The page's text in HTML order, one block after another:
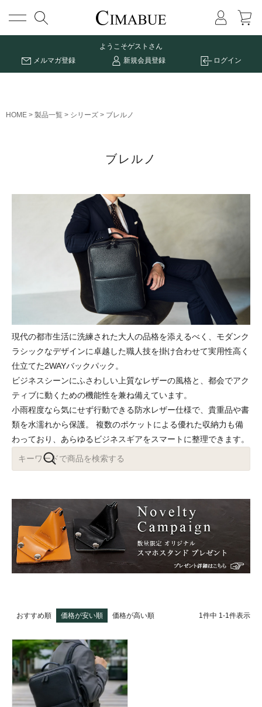
メニュー
ようこそゲストさん
メルマガ登録
新規会員登録 ログイン
HOME 製品一覧 シリーズ ブレルノ
ブレルノ
現代の都市生活に洗練された大人の品格を添えるべく、モダンク
ラシックなデザインに卓越した職人技を掛け合わせて実用性高く
仕立てた2WAYバックパック。
ビジネスシーンにふさわしい上質なレザーの風格と、都会でアク
ティブに動くための機能性を兼ね備えています。
小雨程度なら気にせず行動できる防水レザー仕様で、貴重品や書
類を水濡れから保護。 複数のポケットによる優れた収納力も備
わっており、あらゆるビジネスギアをスマートに整理できます。
おすすめ順 価格が安い順 価格が高い順 1 件中 1 -1 件表示